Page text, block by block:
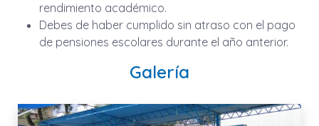
rendimiento académico.
Debes de haber cumplido sin atraso con el pago
de pensiones escolares durante el año anterior.
Galería